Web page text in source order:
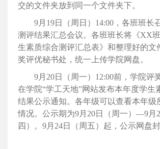
交的文件夹放到同一个文件夹下。
9月19日（周日）14:00，各班班长
测评结果汇总会议。各班班长将《XX
生素质综合测评汇总表》和整理好的文
奖评优秘书处，统一上传学院网盘。
9月20日（周一）12:00前，学院评
在学院“学工天地”网站发布本年度学生
结果公示通知。各年级可以查看本年级
情况。公示期为9月20日（周一）—9月
四）。9月24日（周五）起，公示网盘封